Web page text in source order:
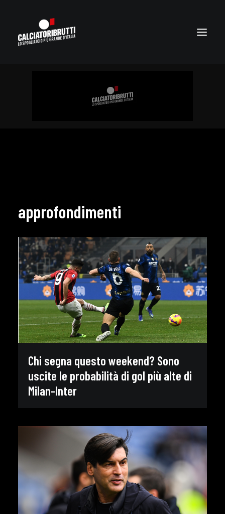
approfondimenti
Chi segna questo weekend? Sono
uscite le probabilità di gol più alte di
Milan-Inter